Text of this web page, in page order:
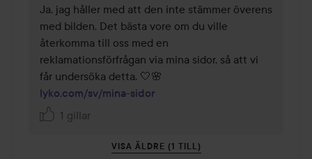
Ja, jag håller med att den inte stämmer överens
med bilden. Det bästa vore om du ville
återkomma till oss med en
reklamationsförfrågan via mina sidor, så att vi
lyko.com/sv/mina-sidor
1 gillar
VISA ÄLDRE (1 TILL)